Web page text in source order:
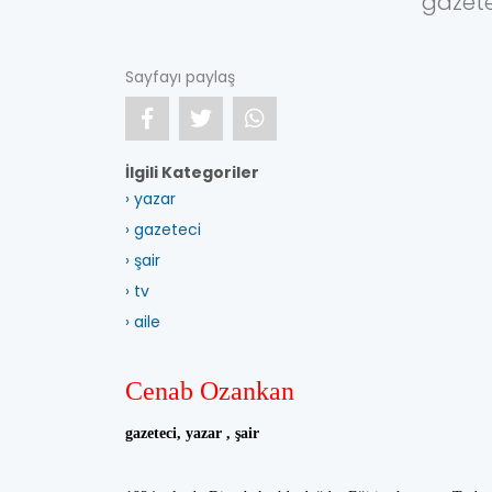
Sayfayı paylaş
İlgili Kategoriler
› yazar
› gazeteci
› şair
› tv
› aile
Cenab Ozankan
gazeteci, yazar , şair